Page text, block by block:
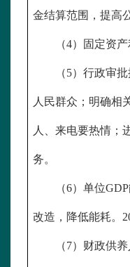
金结算范围，提高
（4）固定资
（5）行政审
人民群众；明确相
人、来电要热情；
务。
（6）单位
改造，降低能耗。
（7）财政供